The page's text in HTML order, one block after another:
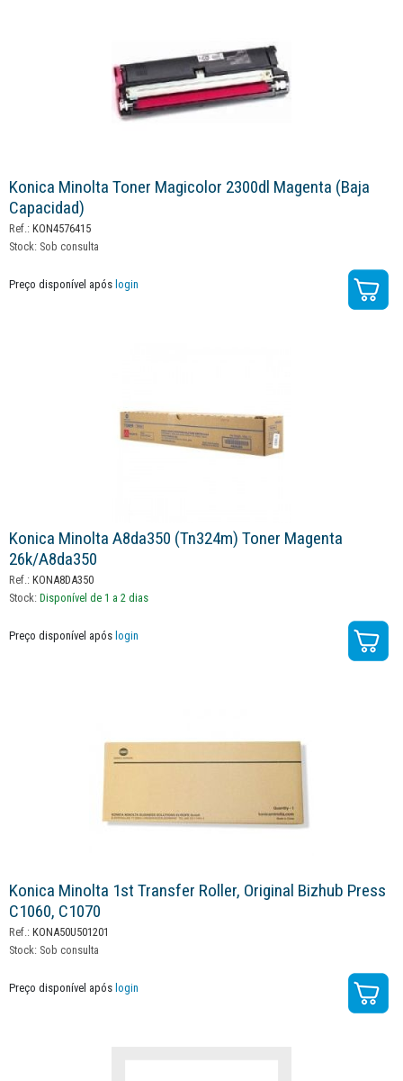
Konica Minolta Toner Magicolor 2300dl Magenta (baja
Capacidad)
Ref.: KON4576415
Stock: Sob consulta
Preço disponível após login
Konica Minolta A8da350 (tn324m) Toner Magenta
26k/a8da350
Ref.: KONA8DA350
Stock: Disponível de 1 a 2 dias
Preço disponível após login
Konica Minolta 1st Transfer Roller, Original Bizhub Press
C1060, C1070
Ref.: KONA50U501201
Stock: Sob consulta
Preço disponível após login